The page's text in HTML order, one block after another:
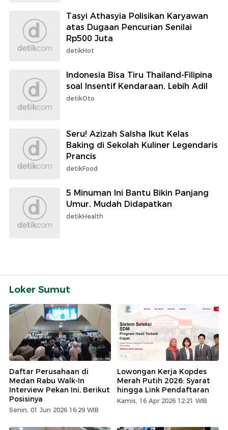
Tasyi Athasyia Polisikan Karyawan
atas Dugaan Pencurian Senilai
Rp500 Juta
detikHot
Indonesia Bisa Tiru Thailand-Filipina
soal Insentif Kendaraan, Lebih Adil
detikOto
Seru! Azizah Salsha Ikut Kelas
Baking di Sekolah Kuliner Legendaris
Prancis
detikFood
5 Minuman Ini Bantu Bikin Panjang
Umur, Mudah Didapatkan
detikHealth
Loker Sumut
Daftar Perusahaan di
Medan Rabu Walk-In
Interview Pekan Ini, Berikut
Posisinya
Senin, 01 Jun 2026 16:29 WIB
Lowongan Kerja Kopdes
Merah Putih 2026: Syarat
hingga Link Pendaftaran
Kamis, 16 Apr 2026 12:21 WIB